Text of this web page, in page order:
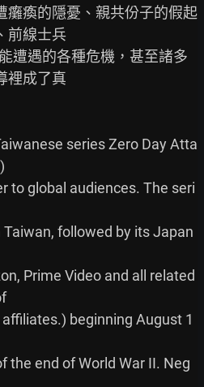
癱瘓的隱憂、親共份子的假起
前線士兵
遭遇的各種危機，甚至諸多
裡成了真
series Zero Day Atta
to global audiences. The seri
followed by its Japan
Prime Video and all related
beginning August 1
the end of World War II. Neg